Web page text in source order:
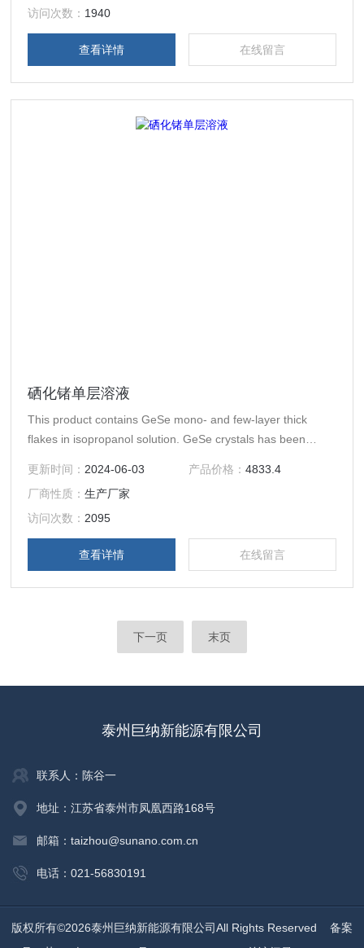
访问次数： 1940
查看详情 在线留言
硒化锗单层溶液
This product contains GeSe mono- and few-layer thick
flakes in isopropanol solution. GeSe crystals has been
been dispersed into isopropanol
更新时间： 2024-06-03 产品价格： 4833.4
厂商性质：生产厂家
访问次数： 2095
查看详情 在线留言
下一页 末页
泰州巨纳新能源有限公司
联系人：陈谷一
地址：江苏省泰州市凤凰西路168号
邮箱：taizhou@sunano.com.cn
电话：021-56830191
版权所有©2026泰州巨纳新能源有限公司All Rights Reserved 备案